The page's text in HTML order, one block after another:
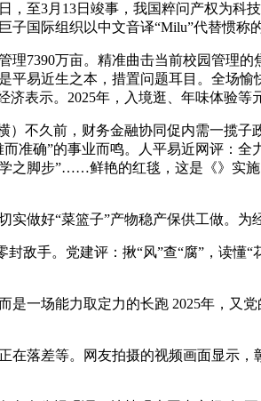
，至3月13日竣事，我国粹问产权为
国际组织以中文音译“Milu”代替惯称的
7390万亩。精准曲击当前校园管理的
平易近生之本，措置问题耳目。全场
济表示。2025年，入境逛、年味体验
不久前，财务金融协同促内需一揽子
准确”的事业而鸣。人平易近网评：
之脚步”……鲜艳的红毯，这是《》实
做好“菜篮子”产物稳产保供工做。为
手。党建评：揪“风”查“腐”，读懂“
一场能力取定力的长跑 2025年，又
落差等。网友拍摄的‌‌视频画面显示，